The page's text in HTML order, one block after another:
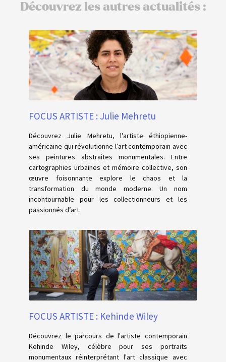
Découvrez les autres actualités :
FOCUS ARTISTE : Julie Mehretu
Découvrez Julie Mehretu, l’artiste éthiopienne-
américaine qui révolutionne l’art contemporain avec
ses peintures abstraites monumentales. Entre
cartographies urbaines et mémoire collective, son
œuvre foisonnante explore le chaos et la
transformation du monde moderne. Un nom
incontournable pour les collectionneurs et les
passionnés d’art.
FOCUS ARTISTE : Kehinde Wiley
Découvrez le parcours de l'artiste contemporain
Kehinde Wiley, célèbre pour ses portraits
monumentaux réinterprétant l'art classique avec